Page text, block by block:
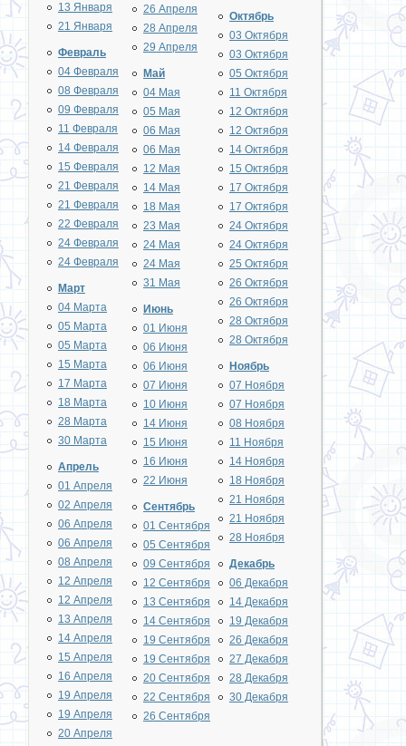
13 Января
21 Января
Февраль
04 Февраля
08 Февраля
09 Февраля
11 Февраля
14 Февраля
15 Февраля
21 Февраля
21 Февраля
22 Февраля
24 Февраля
24 Февраля
Март
04 Марта
05 Марта
05 Марта
15 Марта
17 Марта
18 Марта
28 Марта
30 Марта
Апрель
01 Апреля
02 Апреля
06 Апреля
06 Апреля
08 Апреля
12 Апреля
12 Апреля
13 Апреля
14 Апреля
15 Апреля
16 Апреля
19 Апреля
19 Апреля
20 Апреля
26 Апреля
28 Апреля
29 Апреля
Май
04 Мая
05 Мая
06 Мая
06 Мая
12 Мая
14 Мая
18 Мая
23 Мая
24 Мая
24 Мая
31 Мая
Июнь
01 Июня
06 Июня
06 Июня
07 Июня
10 Июня
14 Июня
15 Июня
16 Июня
22 Июня
Сентябрь
01 Сентября
05 Сентября
09 Сентября
12 Сентября
13 Сентября
14 Сентября
19 Сентября
19 Сентября
20 Сентября
22 Сентября
26 Сентября
Октябрь
03 Октября
03 Октября
05 Октября
11 Октября
12 Октября
12 Октября
14 Октября
15 Октября
17 Октября
17 Октября
24 Октября
24 Октября
25 Октября
26 Октября
26 Октября
28 Октября
28 Октября
Ноябрь
07 Ноября
07 Ноября
08 Ноября
11 Ноября
14 Ноября
18 Ноября
21 Ноября
21 Ноября
28 Ноября
Декабрь
06 Декабря
14 Декабря
19 Декабря
26 Декабря
27 Декабря
28 Декабря
30 Декабря